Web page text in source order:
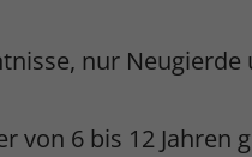
nur Neugierde
von 6 bis 12 Jahren